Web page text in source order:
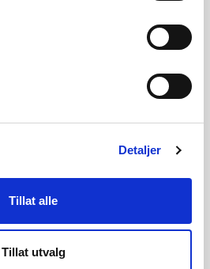
Detaljer
Tillat alle
Tillat utvalg